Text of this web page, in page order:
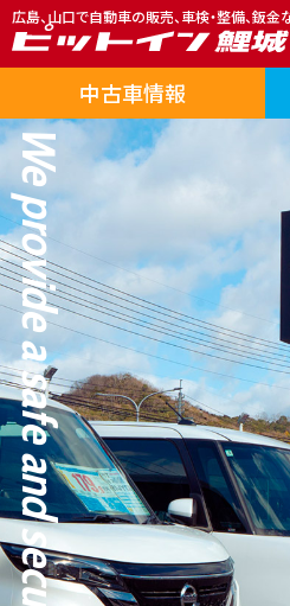
広島、山口で自動車の販売、車検・整備、鈑金
中古車情報
We provide a safe and secure car life.